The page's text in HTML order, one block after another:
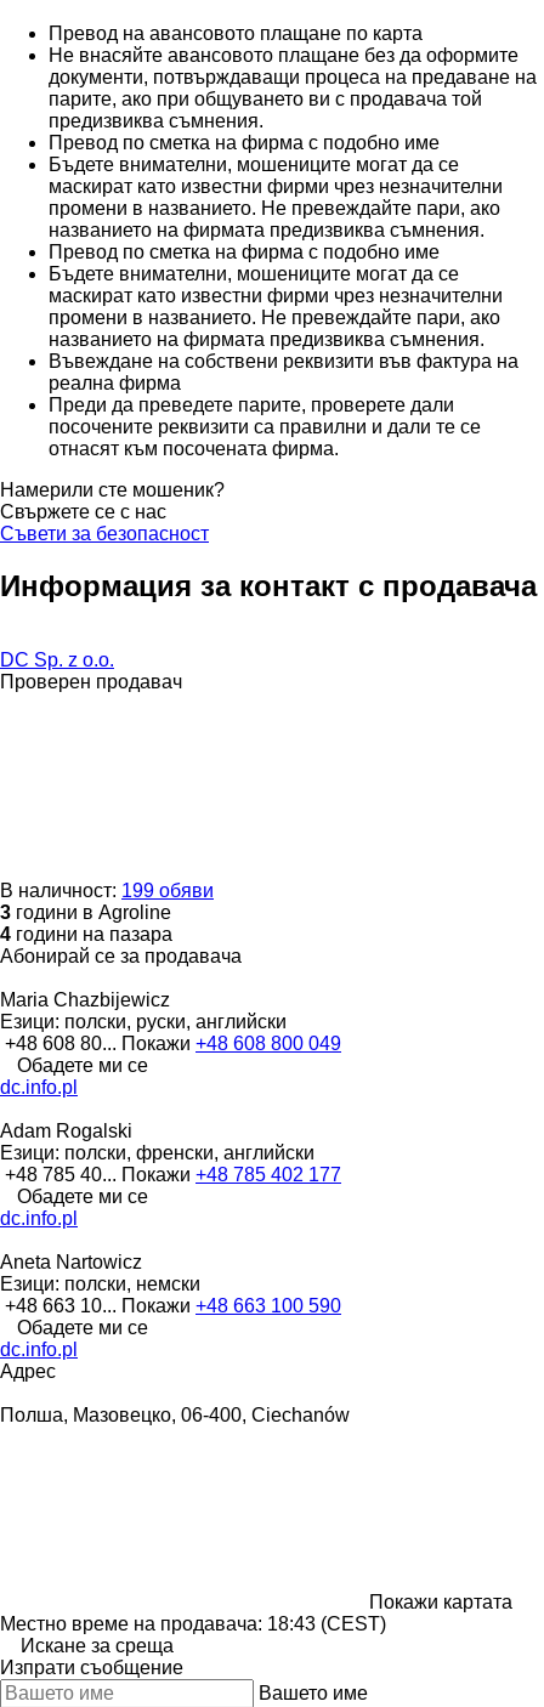
Превод на авансовото плащане по карта
Не внасяйте авансовото плащане без да оформите
документи, потвърждаващи процеса на предаване на
парите, ако при общуването ви с продавача той
предизвиква съмнения.
Превод по сметка на фирма с подобно име
Бъдете внимателни, мошениците могат да се
маскират като известни фирми чрез незначителни
промени в названието. Не превеждайте пари, ако
названието на фирмата предизвиква съмнения.
Превод по сметка на фирма с подобно име
Бъдете внимателни, мошениците могат да се
маскират като известни фирми чрез незначителни
промени в названието. Не превеждайте пари, ако
названието на фирмата предизвиква съмнения.
Въвеждане на собствени реквизити във фактура на
реална фирма
Преди да преведете парите, проверете дали
посочените реквизити са правилни и дали те се
отнасят към посочената фирма.
Намерили сте мошеник?
Свържете се с нас
Съвети за безопасност
Информация за контакт с продавача
DC Sp. z o.o.
Проверен продавач
В наличност: 199 обяви
3 години в Agroline
4 години на пазара
Абонирай се за продавача
Maria Chazbijewicz
Езици: полски, руски, английски
+48 608 80... Покажи +48 608 800 049
Обадете ми се
dc.info.pl
Adam Rogalski
Езици: полски, френски, английски
+48 785 40... Покажи +48 785 402 177
Обадете ми се
dc.info.pl
Aneta Nartowicz
Езици: полски, немски
+48 663 10... Покажи +48 663 100 590
Обадете ми се
dc.info.pl
Адрес
Полша, Мазовецко, 06-400, Ciechanów
Покажи картата
Местно време на продавача: 18:43 (CEST)
Искане за среща
Изпрати съобщение
Вашето име